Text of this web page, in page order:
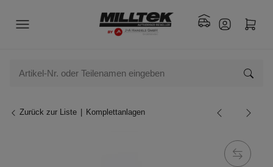
Zurück zur Liste Komplettanlagen